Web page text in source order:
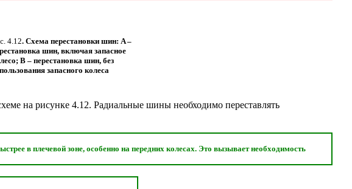
4.12. Схема перестановки шин: A –
шин, включая запасное
B – перестановка шин, без
запасного колеса
на рисунке 4.12. Радиальные шины необходимо переставлять
в плечевой зоне, особенно на передних колесах. Это вызывает необходимость